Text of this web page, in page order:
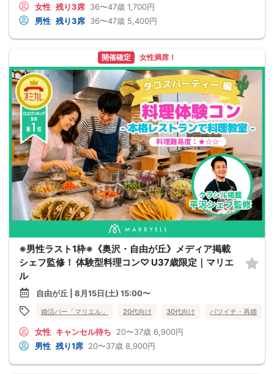
女性 残り3席 36〜47歳 1,700円
男性 残り3席 36〜47歳 5,400円
開催確定 女性満席！
※男性ラスト1枠※《奥沢・自由が丘》メディア掲載
シェフ監修！ 体験型料理コン♡ U37歳限定｜マリエ
ル
自由が丘 | 8月15日(土) 15:00〜
婚活バー「マリエル」 20代向け 30代向け バツイチ・再婚
女性 キャンセル待ち 20〜37歳 6,900円
男性 残り1席 20〜37歳 8,900円